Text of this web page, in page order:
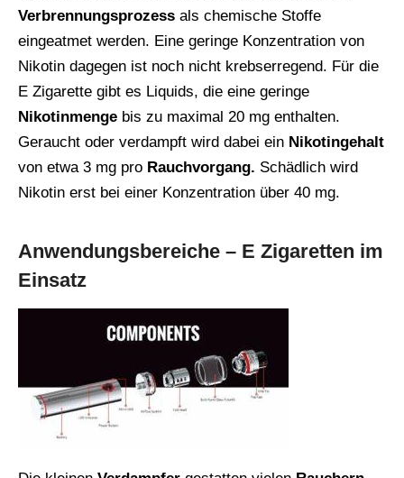
Verbrennungsprozess als chemische Stoffe
eingeatmet werden. Eine geringe Konzentration von
Nikotin dagegen ist noch nicht krebserregend. Für die
E Zigarette gibt es Liquids, die eine geringe
Nikotinmenge bis zu maximal 20 mg enthalten.
Geraucht oder verdampft wird dabei ein Nikotingehalt
von etwa 3 mg pro Rauchvorgang. Schädlich wird
Nikotin erst bei einer Konzentration über 40 mg.
Anwendungsbereiche – E Zigaretten im
Einsatz